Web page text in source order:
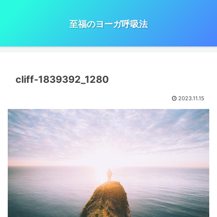
至福のヨーガ呼吸法
cliff-1839392_1280
2023.11.15